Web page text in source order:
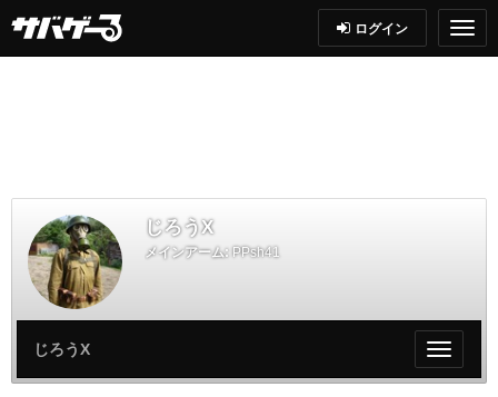
ログイン
じろうX
メインアーム: PPsh41
My
ペ
じろうX